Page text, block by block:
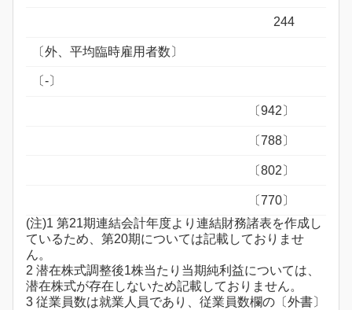
244
〔外、平均臨時雇用者数〕
〔-〕
〔942〕
〔788〕
〔802〕
〔770〕
(注)1 第21期連結会計年度より連結財務諸表を作成し
ているため、第20期については記載しておりませ
ん。
2 潜在株式調整後1株当たり当期純利益については、
潜在株式が存在しないため記載しておりません。
3 従業員数は就業人員であり、従業員数欄の〔外書〕